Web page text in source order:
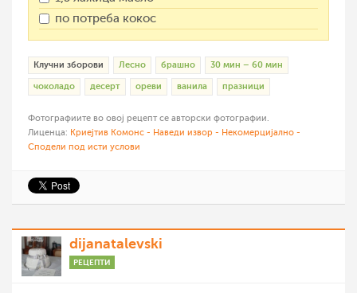
по потреба кокос
Клучни зборови Лесно брашно 30 мин – 60 мин
чоколадо десерт ореви ванила празници
Фотографиите во овој рецепт се авторски фотографии.
Лиценца: Криејтив Комонс - Наведи извор - Некомерцијално -
Сподели под исти услови
dijanatalevski
РЕЦЕПТИ